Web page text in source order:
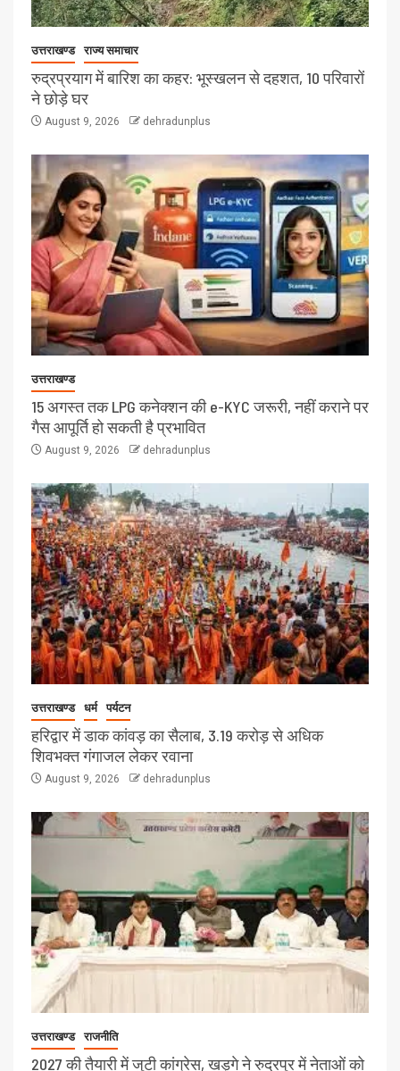
उत्तराखण्ड राज्य समाचार
रुद्रप्रयाग में बारिश का कहर: भूस्खलन से दहशत, 10 परिवारों
ने छोड़े घर
August 9, 2026 dehradunplus
उत्तराखण्ड
15 अगस्त तक LPG कनेक्शन की e-KYC जरूरी, नहीं कराने पर
गैस आपूर्ति हो सकती है प्रभावित
August 9, 2026 dehradunplus
उत्तराखण्ड धर्म पर्यटन
हरिद्वार में डाक कांवड़ का सैलाब, 3.19 करोड़ से अधिक
शिवभक्त गंगाजल लेकर रवाना
August 9, 2026 dehradunplus
उत्तराखण्ड राजनीति
2027 की तैयारी में जुटी कांग्रेस, खड़गे ने रुद्रपुर में नेताओं को